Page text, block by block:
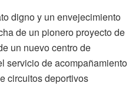
digno y un envejecimiento
de un pionero proyecto de
un nuevo centro de
servicio de acompañamiento
circuitos deportivos